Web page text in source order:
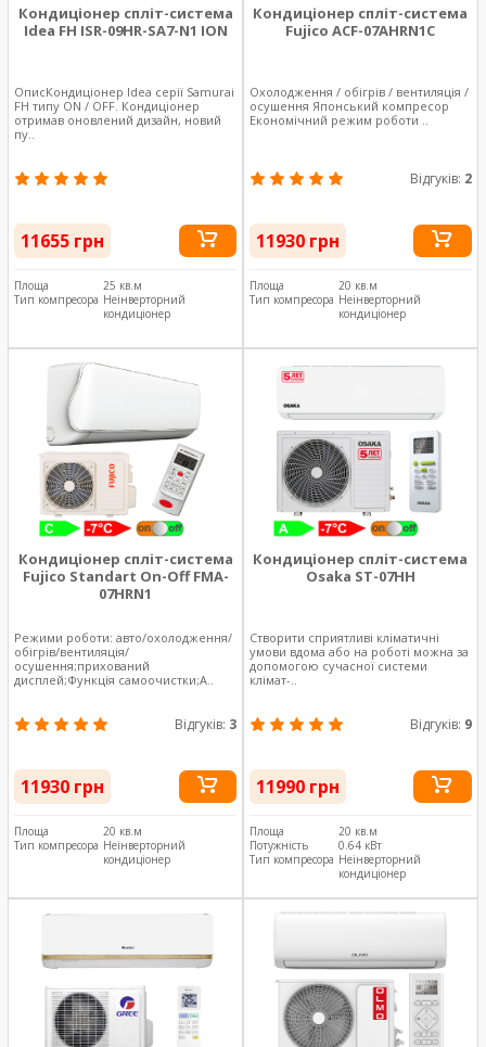
Кондиціонер спліт-система
Idea FH ISR-09HR-SA7-N1 ION
ОписКондиціонер Idea серії Samurai
FH типу ON / OFF. Кондиціонер
отримав оновлений дизайн, новий
пу..
11655 грн
Площа
25 кв.м
Тип компресора Неінверторний
кондиціонер
Кондиціонер спліт-система
Fujico ACF-07AHRN1C
Охолодження / обігрів / вентиляція /
осушення Японський компресор
Економічний режим роботи ..
Відгуків: 2
11930 грн
Площа
20 кв.м
Тип компресора Неінверторний
кондиціонер
Кондиціонер спліт-система
Fujico Standart On-Off FMA-
07HRN1
Режими роботи: авто/охолодження/
обігрів/вентиляція/
осушення;прихований
дисплей;Функція самоочистки;А..
Відгуків: 3
11930 грн
Площа
20 кв.м
Тип компресора Неінверторний
кондиціонер
Кондиціонер спліт-система
Osaka ST-07HH
Створити сприятливі кліматичні
умови вдома або на роботі можна за
допомогою сучасної системи
клімат-..
Відгуків: 9
11990 грн
Площа
20 кв.м
Потужність
0.64 кВт
Тип компресора Неінверторний
кондиціонер